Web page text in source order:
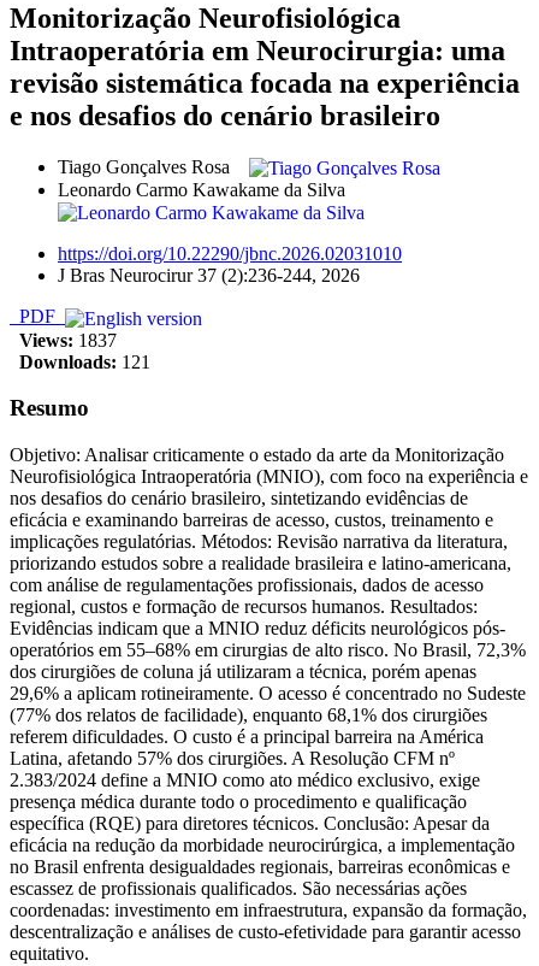
Monitorização Neurofisiológica
Intraoperatória em Neurocirurgia: uma
revisão sistemática focada na experiência
e nos desafios do cenário brasileiro
Tiago Gonçalves Rosa
Leonardo Carmo Kawakame da Silva
https://doi.org/10.22290/jbnc.2026.02031010
J Bras Neurocirur 37 (2):236-244, 2026
PDF
Views: 1837
Downloads: 121
Resumo
Objetivo: Analisar criticamente o estado da arte da Monitorização
Neurofisiológica Intraoperatória (MNIO), com foco na experiência e
nos desafios do cenário brasileiro, sintetizando evidências de
eficácia e examinando barreiras de acesso, custos, treinamento e
implicações regulatórias. Métodos: Revisão narrativa da literatura,
priorizando estudos sobre a realidade brasileira e latino-americana,
com análise de regulamentações profissionais, dados de acesso
regional, custos e formação de recursos humanos. Resultados:
Evidências indicam que a MNIO reduz déficits neurológicos pós-
operatórios em 55–68% em cirurgias de alto risco. No Brasil, 72,3%
dos cirurgiões de coluna já utilizaram a técnica, porém apenas
29,6% a aplicam rotineiramente. O acesso é concentrado no Sudeste
(77% dos relatos de facilidade), enquanto 68,1% dos cirurgiões
referem dificuldades. O custo é a principal barreira na América
Latina, afetando 57% dos cirurgiões. A Resolução CFM nº
2.383/2024 define a MNIO como ato médico exclusivo, exige
presença médica durante todo o procedimento e qualificação
específica (RQE) para diretores técnicos. Conclusão: Apesar da
eficácia na redução da morbidade neurocirúrgica, a implementação
no Brasil enfrenta desigualdades regionais, barreiras econômicas e
escassez de profissionais qualificados. São necessárias ações
coordenadas: investimento em infraestrutura, expansão da formação,
descentralização e análises de custo-efetividade para garantir acesso
equitativo.